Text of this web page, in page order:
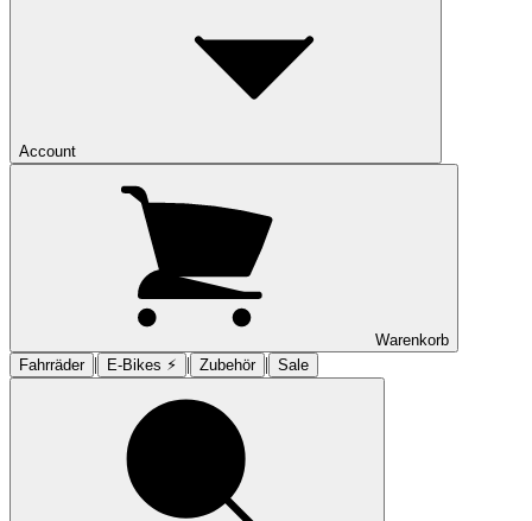
Account
Warenkorb
Fahrräder | E-Bikes ⚡︎ | Zubehör | Sale